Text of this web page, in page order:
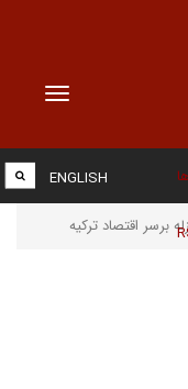
Toggle
ENGLISH
برسر اقتصاد ترکیه